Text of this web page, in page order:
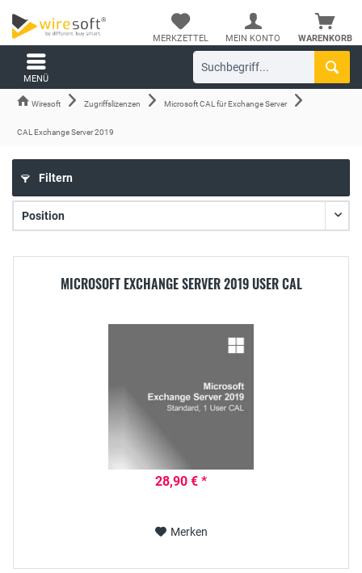
WARENKORB
MERKZETTEL MEIN KONTO
MENÜ
Wiresoft Zugriffslizenzen Microsoft CAL für Exchange Server
CAL Exchange Server 2019
Filtern
MICROSOFT EXCHANGE SERVER 2019 USER CAL
28,90 € *
Merken